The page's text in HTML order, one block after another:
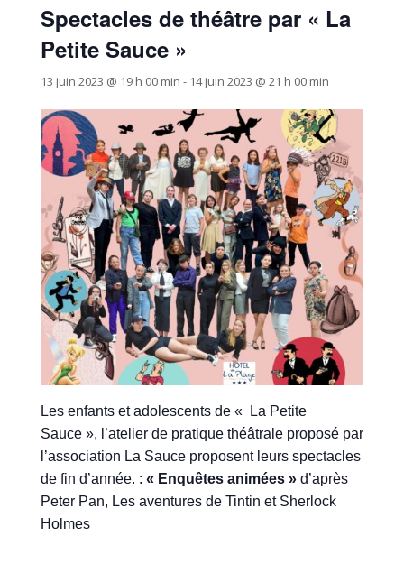
Spectacles de théâtre par « La
Petite Sauce »
13 juin 2023 @ 19 h 00 min - 14 juin 2023 @ 21 h 00 min
Les enfants et adolescents de « La Petite
Sauce », l’atelier de pratique théâtrale proposé par
l’association La Sauce proposent leursspectacles
de fin d’année. : « Enquêtes animées » d’après
Peter Pan, Les aventures de Tintin et Sherlock
Holmes